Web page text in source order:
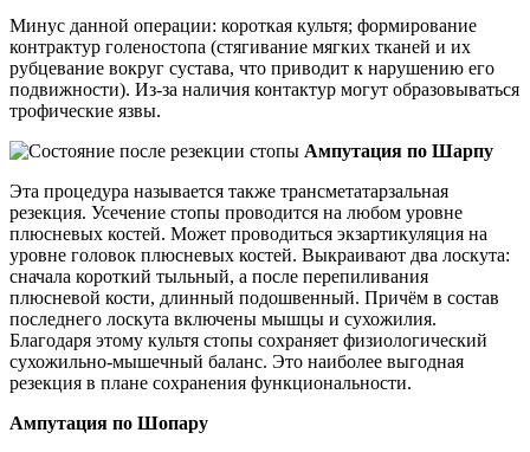
Минус данной операции: короткая культя; формирование
контрактур голеностопа (стягивание мягких тканей и их
рубцевание вокруг сустава, что приводит к нарушению его
подвижности). Из-за наличия контактур могут образовываться
трофические язвы.
Ампутация по Шарпу
Эта процедура называется также трансметатарзальная
резекция. Усечение стопы проводится на любом уровне
плюсневых костей. Может проводиться экзартикуляция на
уровне головок плюсневых костей. Выкраивают два лоскута:
сначала короткий тыльный, а после перепиливания
плюсневой кости, длинный подошвенный. Причём в состав
последнего лоскута включены мышцы и сухожилия.
Благодаря этому культя стопы сохраняет физиологический
сухожильно-мышечный баланс. Это наиболее выгодная
резекция в плане сохранения функциональности.
Ампутация по Шопару